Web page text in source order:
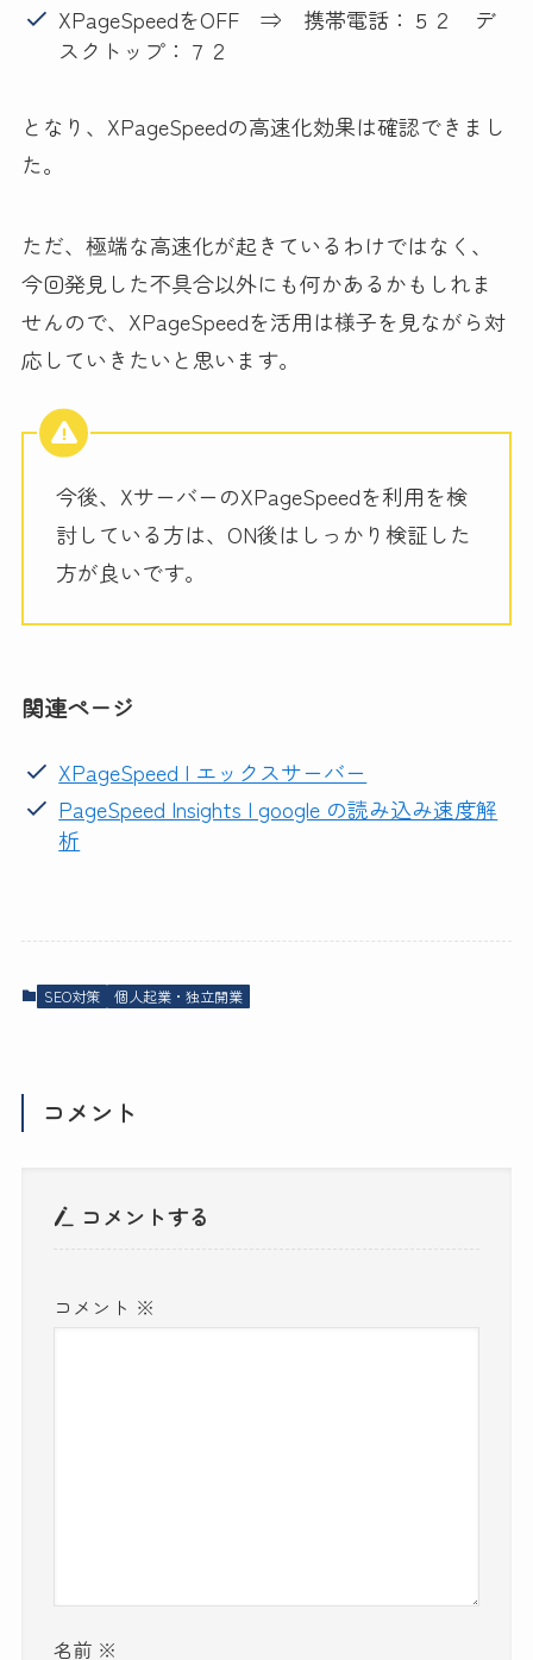
XPageSpeedをOFF ⇒ 携帯電話：５２ デ
スクトップ：７２
となり、XPageSpeedの高速化効果は確認できまし
た。
ただ、極端な高速化が起きているわけではなく、
今回発見した不具合以外にも何かあるかもしれま
せんので、XPageSpeedを活用は様子を見ながら対
応していきたいと思います。
今後、XサーバーのXPageSpeedを利用を検
討している方は、ON後はしっかり検証した
方が良いです。
関連ページ
XPageSpeed | エックスサーバー
PageSpeed Insights | google の読み込み速度解
析
SEO対策 個人起業・独立開業
コメント
コメントする
コメント ※
名前 ※